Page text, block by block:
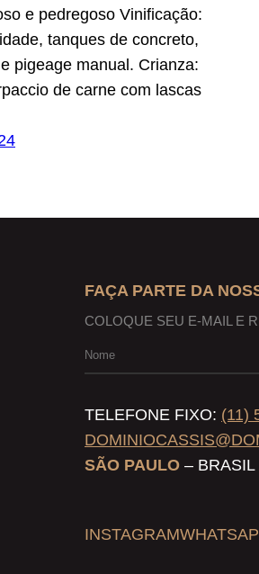
e pedregoso Vinificação:
tanques de concreto,
pigeage manual. Crianza:
de carne com lascas
FAÇA PARTE DA
COLOQUE SEU E-MAIL E
TELEFONE FIXO: (11)
SÃO PAULO – BRASIL
INSTAGRAM